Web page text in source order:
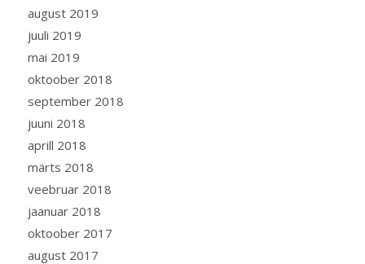
august 2019
juuli 2019
mai 2019
oktoober 2018
september 2018
juuni 2018
aprill 2018
märts 2018
veebruar 2018
jaanuar 2018
oktoober 2017
august 2017